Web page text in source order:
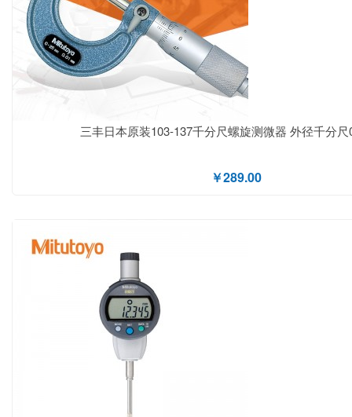
三丰日本原装103-137千分尺螺旋测微器 外径千分
￥289.00